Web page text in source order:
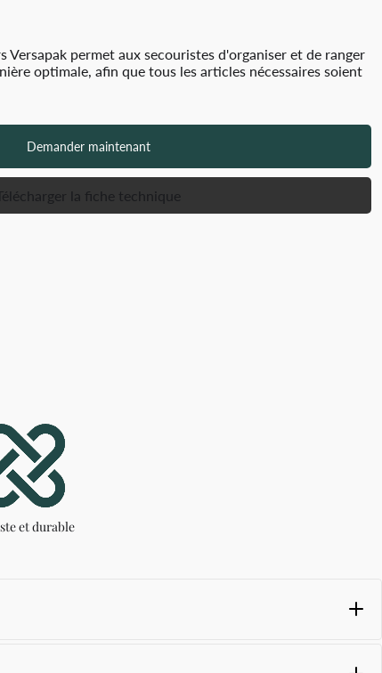
Versapak permet aux secouristes d'organiser et de ranger
optimale, afin que tous les articles nécessaires soient
Demander maintenant
la fiche technique
et durable